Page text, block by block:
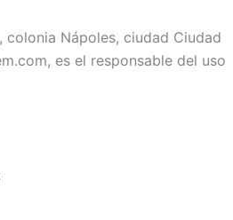
colonia Nápoles, ciudad Ciudad
es el responsable del uso